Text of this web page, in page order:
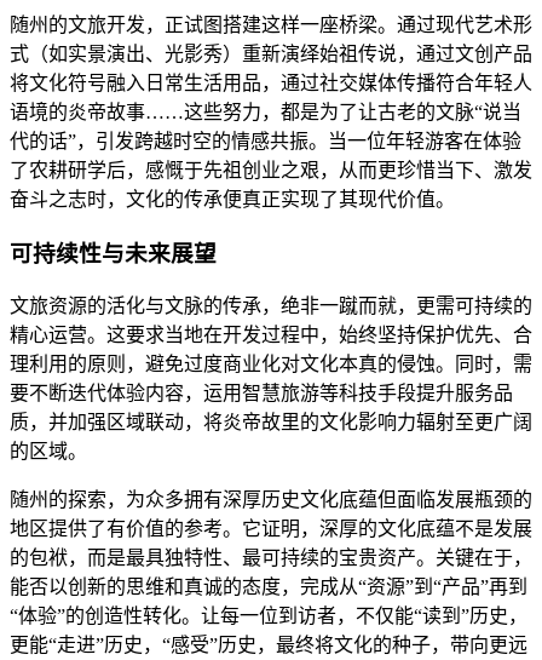
随州的文旅开发，正试图搭建这样一座桥梁。通过现代艺术形
式（如实景演出、光影秀）重新演绎始祖传说，通过文创产品
将文化符号融入日常生活用品，通过社交媒体传播符合年轻人
语境的炎帝故事……这些努力，都是为了让古老的文脉“说当
代的话”，引发跨越时空的情感共振。当一位年轻游客在体验
了农耕研学后，感慨于先祖创业之艰，从而更珍惜当下、激发
奋斗之志时，文化的传承便真正实现了其现代价值。
可持续性与未来展望
文旅资源的活化与文脉的传承，绝非一蹴而就，更需可持续的
精心运营。这要求当地在开发过程中，始终坚持保护优先、合
理利用的原则，避免过度商业化对文化本真的侵蚀。同时，需
要不断迭代体验内容，运用智慧旅游等科技手段提升服务品
质，并加强区域联动，将炎帝故里的文化影响力辐射至更广阔
的区域。
随州的探索，为众多拥有深厚历史文化底蕴但面临发展瓶颈的
地区提供了有价值的参考。它证明，深厚的文化底蕴不是发展
的包袱，而是最具独特性、最可持续的宝贵资产。关键在于，
能否以创新的思维和真诚的态度，完成从“资源”到“产品”再到
“体验”的创造性转化。让每一位到访者，不仅能“读到”历史，
更能“走进”历史，“感受”历史，最终将文化的种子，带向更远